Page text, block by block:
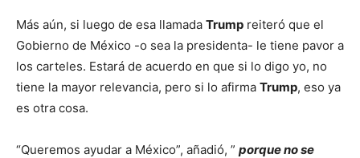
Más aún, si luego de esa llamada Trump reiteró que el
Gobierno de México -o sea la presidenta- le tiene pavor a
los carteles. Estará de acuerdo en que si lo digo yo, no
tiene la mayor relevancia, pero si lo afirma Trump, eso ya
es otra cosa.
“Queremos ayudar a México”, añadió, ” porque no se